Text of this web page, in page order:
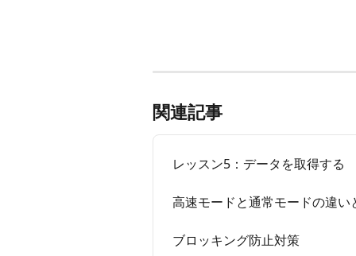
関連記事
レッスン5：データを取得する
高速モードと通常モードの違い
ブロッキング防止対策